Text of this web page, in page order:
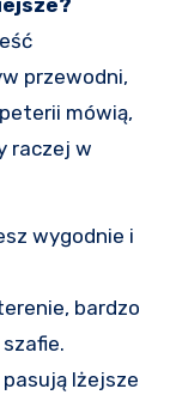
przewodni,
mówią,
raczej w
wygodnie i
bardzo
lżejsze